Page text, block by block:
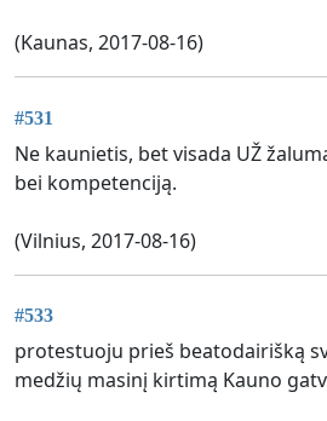
(Kaunas, 2017-08-16)
#531
Ne kaunietis, bet visada UŽ
bei kompetenciją.
(Vilnius, 2017-08-16)
#533
protestuoju prieš beatodairišką
medžių masinį kirtimą Kauno